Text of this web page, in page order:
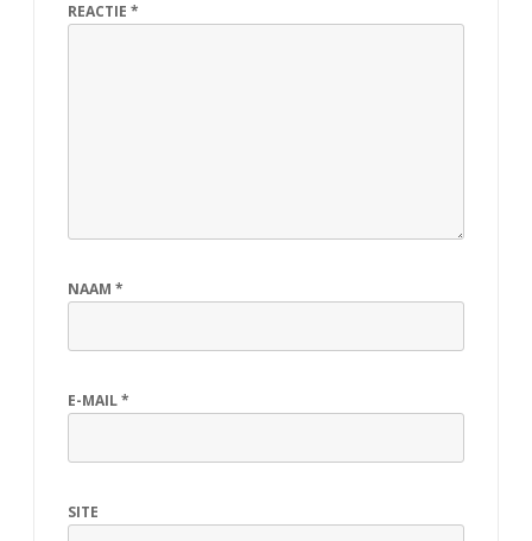
REACTIE *
NAAM *
E-MAIL*
SITE